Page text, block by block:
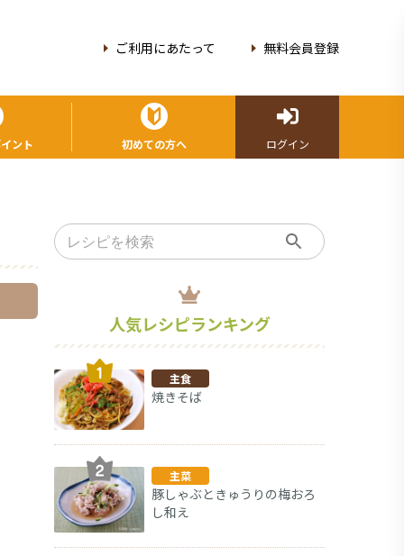
ご利用にあたって 無料会員登録
ント 初めての方へ ログイン
人気レシピランキング
主食
焼きそば
主菜
豚しゃぶときゅうりの梅おろ
し和え